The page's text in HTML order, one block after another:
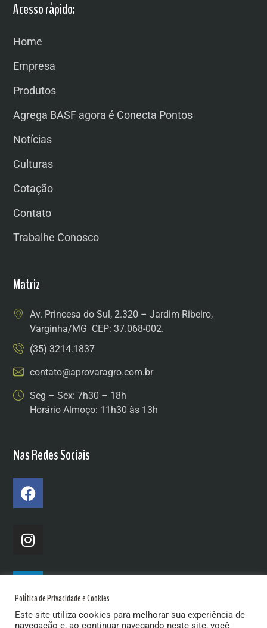
Acesso rápido:
Home
Empresa
Produtos
Agrega BASF agora é Conecta Pontos
Notícias
Culturas
Cotação
Contato
Trabalhe Conosco
Matriz
Av. Princesa do Sul, 2.320 – Jardim Ribeiro,
Varginha/MG CEP: 37.068-002.
(35) 3214.1837
contato@aprovaragro.com.br
Seg – Sex: 7h30 – 18h
Horário Almoço: 11h30 às 13h
Nas Redes Sociais
Política de Privacidade e Cookies
Este site utiliza cookies para melhorar sua experiência de
navegação e, ao continuar navegando neste site, você